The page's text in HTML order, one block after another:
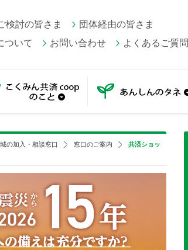
検討の皆さま
団体経由の皆さま
ついて
お問い合わせ よくあるご質問
の加入・相談窓口 窓口のご案内
共済ショッ